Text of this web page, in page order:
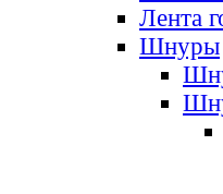
Лента
Шнуры